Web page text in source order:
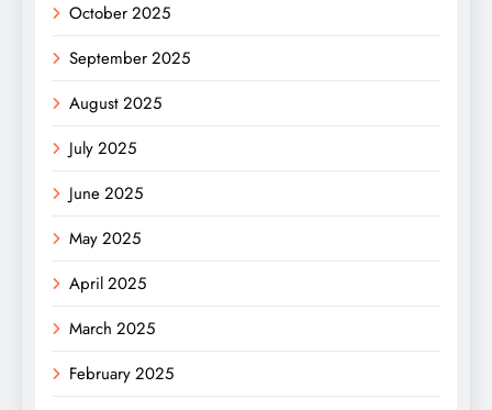
October 2025
September 2025
August 2025
July 2025
June 2025
May 2025
April 2025
March 2025
February 2025